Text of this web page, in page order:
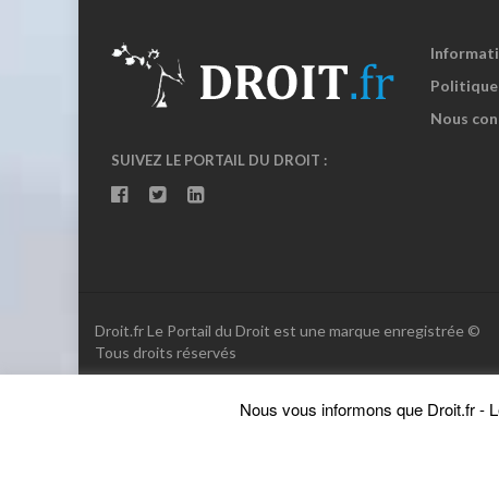
SUIVEZ LE PORTAIL DU DROIT :
Nous
Droit.fr Le Portail du Droit est une marque enregistrée ©
Tous droits réservés
Nous vous informons que Droit.fr -